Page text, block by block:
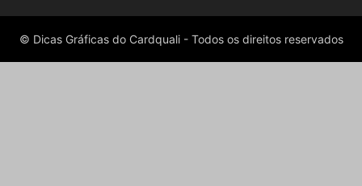
© Dicas Gráficas do Cardquali - Todos os direitos reservados